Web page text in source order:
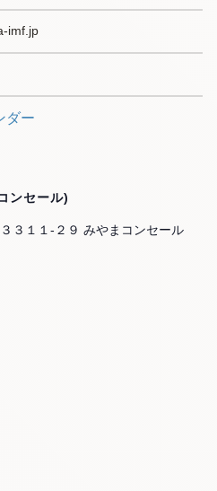
imf.jp
ダー
ンセール)
３１１-２９ みやまコンセール